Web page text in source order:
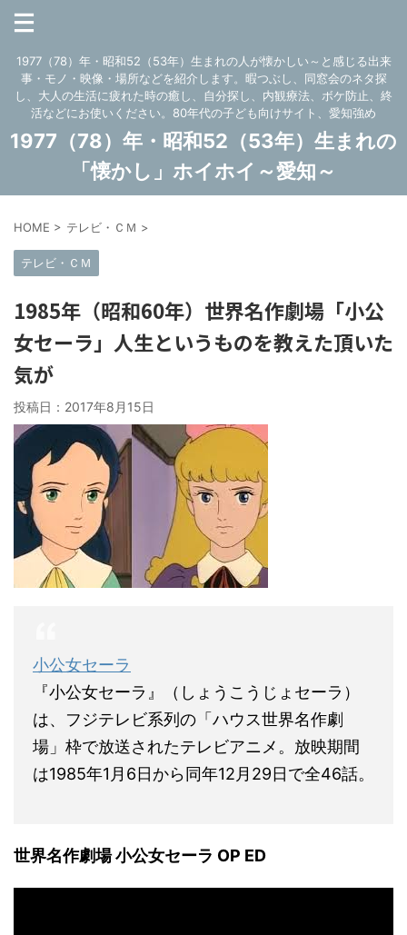
1977（78）年・昭和52（53年）生まれの人が懐かしい～と感じる出来
事・モノ・映像・場所などを紹介します。暇つぶし、同窓会のネタ探
し、大人の生活に疲れた時の癒し、自分探し、内観療法、ボケ防止、終
活などにお使いください。80年代の子ども向けサイト、愛知強め
1977（78）年・昭和52（53年）生まれの
「懐かし」ホイホイ～愛知～
HOME > テレビ・ＣＭ >
テレビ・ＣＭ
1985年（昭和60年）世界名作劇場「小公
女セーラ」人生というものを教えた頂いた
気が
投稿日： 2017年8月15日
小公女セーラ
『小公女セーラ』（しょうこうじょセーラ）
は、フジテレビ系列の「ハウス世界名作劇
場」枠で放送されたテレビアニメ。放映期間
は1985年1月6日から同年12月29日で全46話。
世界名作劇場 小公女セーラ OP ED